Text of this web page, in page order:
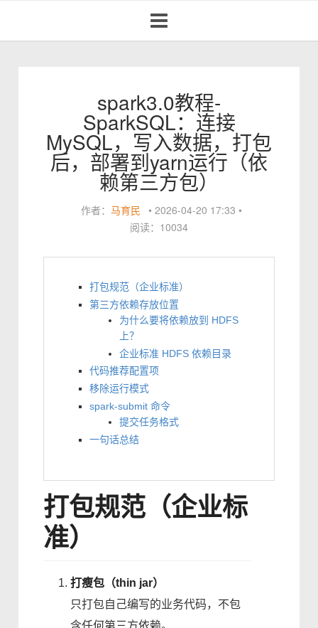
navigation
spark3.0教程-
SparkSQL：连接
MySQL，写入数据，打包
后，部署到yarn运行（依
赖第三方包）
作者： 马育民 • 2026-04-20 17:33 •
阅读：10034
打包规范（企业标准）
第三方依赖存放位置
为什么要将依赖放到 HDFS
上？
企业标准 HDFS 依赖目录
代码推荐配置项
移除运行模式
spark-submit 命令
提交任务格式
一句话总结
打包规范（企业标
准）
打瘦包（thin jar）
只打包自己编写的业务代码，不包
含任何第三方依赖。